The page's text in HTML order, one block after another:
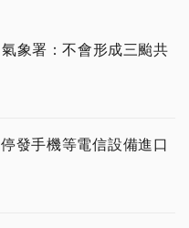
象署：不會形成三颱共
發手機等電信設備進口